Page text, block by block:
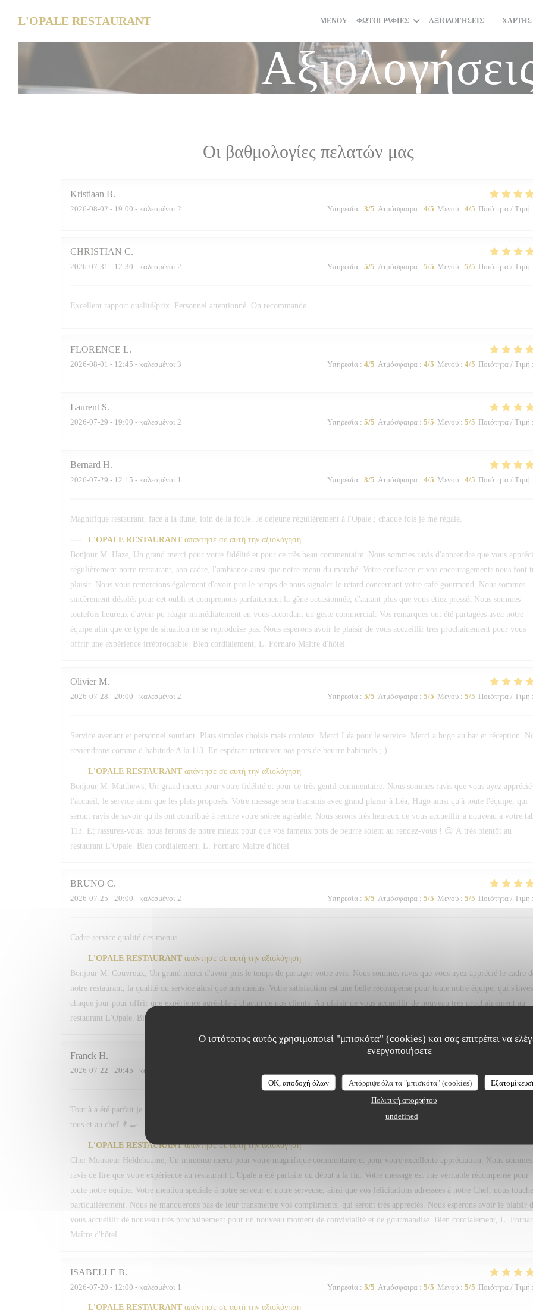
Ο ιστότοπος αυτός χρησιμοποιεί "μπισκότα" (cookies) και σας επιτρέπει να
ενεργοποιήσετε
OK, αποδοχή όλων Απόρριψε όλα τα "μπισκότα" (cookies)
Πολιτική απορρήτου
undefined
L'OPALE RESTAURANT ΜΕΝΟΎ ΦΩΤΟΓΡΑΦΊΕΣ ΑΞΙΟΛΟΓΉΣΕΙΣ ΧΆΡΤΗΣ
Οι βαθμολογίες πελατών μας
Kristiaan B
2026-08-02 - 19:00 - καλεσμένοι 2 Υπηρεσία: 3/5 Ατμόσφαιρα: 4/5 Μενού: 4/5 Ποιότητα / Τιμή :
CHRISTIAN C
2026-07-31 - 12:30 - καλεσμένοι 2 Υπηρεσία: 5/5 Ατμόσφαιρα: 5/5 Μενού: 5/5 Ποιότητα / Τιμή :
Excellent rapport qualité/prix. Personnel attentionné. On recommande.
FLORENCE L
2026-08-01 - 12:45 - καλεσμένοι 3 Υπηρεσία: 4/5 Ατμόσφαιρα: 4/5 Μενού: 4/5 Ποιότητα / Τιμή :
Laurent S
2026-07-29 - 19:00 - καλεσμένοι 2 Υπηρεσία: 5/5 Ατμόσφαιρα: 5/5 Μενού: 5/5 Ποιότητα / Τιμή :
Bernard H
2026-07-29 - 12:15 - καλεσμένοι 1 Υπηρεσία: 3/5 Ατμόσφαιρα: 4/5 Μενού: 4/5 Ποιότητα / Τιμή :
Magnifique restaurant, face à la dune, loin de la foule. Je déjeune régulièrement à l'Opale ; chaque fois je me régale.
L'OPALE RESTAURANT απάντησε σε αυτή την αξιολόγηση
Bonjour M. Haze, Un grand merci pour votre fidélité et pour ce très beau commentaire. Nous sommes ravis d'apprendre que vous
régulièrement notre restaurant, son cadre, l'ambiance ainsi que notre menu du marché. Votre confiance et vos encouragements nous font
plaisir. Nous vous remercions également d'avoir pris le temps de nous signaler le retard concernant votre café gourmand. Nous sommes
sincèrement désolés pour cet oubli et comprenons parfaitement la gêne occasionnée, d'autant plus que vous étiez pressé. Nous sommes
toutefois heureux d'avoir pu réagir immédiatement en vous accordant un geste commercial. Vos remarques ont été partagées avec notre
équipe afin que ce type de situation ne se reproduise pas. Nous espérons avoir le plaisir de vous accueillir très prochainement pour vous
offrir une expérience irréprochable. Bien cordialement, L. Fornaro Maitre d'hôtel
Olivier M
2026-07-28 - 20:00 - καλεσμένοι 2 Υπηρεσία: 5/5 Ατμόσφαιρα: 5/5 Μενού: 5/5 Ποιότητα / Τιμή :
Service avenant et personnel souriant. Plats simples choisis mais copieux. Merci Léa pour le service. Merci a hugo au bar et réception.
reviendrons comme d habitude A la 113. En espérant retrouver nos pots de beurre habituels ;-)
L'OPALE RESTAURANT απάντησε σε αυτή την αξιολόγηση
Bonjour M. Matthews, Un grand merci pour votre fidélité et pour ce très gentil commentaire. Nous sommes ravis que vous ayez apprécié
l'accueil, le service ainsi que les plats proposés. Votre message sera transmis avec grand plaisir à Léa, Hugo ainsi qu'à toute l'équipe, qui
seront ravis de savoir qu'ils ont contribué à rendre votre soirée agréable. Nous serons très heureux de vous accueillir à nouveau à votre
113. Et rassurez-vous, nous ferons de notre mieux pour que vos fameux pots de beurre soient au rendez-vous ! 😉 À très bientôt au
restaurant L'Opale. Bien cordialement, L. Fornaro Maitre d'hôtel
BRUNO C
2026-07-25 - 20:00 - καλεσμένοι 2 Υπηρεσία: 5/5 Ατμόσφαιρα: 5/5 Μενού: 5/5 Ποιότητα / Τιμή :
Cadre service qualité des menus
L'OPALE RESTAURANT απάντησε σε αυτή την αξιολόγηση
Bonjour M. Couvreux, Un grand merci d'avoir pris le temps de partager votre avis. Nous sommes ravis que vous ayez apprécié le cadre
notre restaurant, la qualité du service ainsi que nos menus. Votre satisfaction est une belle récompense pour toute notre équipe, qui
chaque jour pour offrir une expérience agréable à chacun de nos clients. Au plaisir de vous accueillir de nouveau très prochainement au
restaurant L'Opale. Bien cordialement, L. Fornaro Maitre d'hôtel
Franck H
2026-07-22 - 20:45 - καλεσμένοι 2
Tout à a été parfait je ne sais vraiment pas même en cherchant bien que reprocher, mention spéciale à notre serveur et serveuse Bravo à
tous et au chef 👨‍🍳
L'OPALE RESTAURANT απάντησε σε αυτή την αξιολόγηση
Cher Monsieur Heldebaume, Un immense merci pour votre magnifique commentaire et pour votre excellente appréciation. Nous sommes
ravis de lire que votre expérience au restaurant L'Opale a été parfaite du début à la fin. Votre message est une véritable récompense pour
toute notre équipe. Votre mention spéciale à notre serveur et notre serveuse, ainsi que vos félicitations adressées à notre Chef, nous
particulièrement. Nous ne manquerons pas de leur transmettre vos compliments, qui seront très appréciés. Nous espérons avoir le plaisir
vous accueillir de nouveau très prochainement pour un nouveau moment de convivialité et de gourmandise. Bien cordialement, L.
Maître d'hôtel
ISABELLE B
2026-07-20 - 12:00 - καλεσμένοι 1 Υπηρεσία: 5/5 Ατμόσφαιρα: 5/5 Μενού: 5/5 Ποιότητα / Τιμή :
L'OPALE RESTAURANT απάντησε σε αυτή την αξιολόγηση